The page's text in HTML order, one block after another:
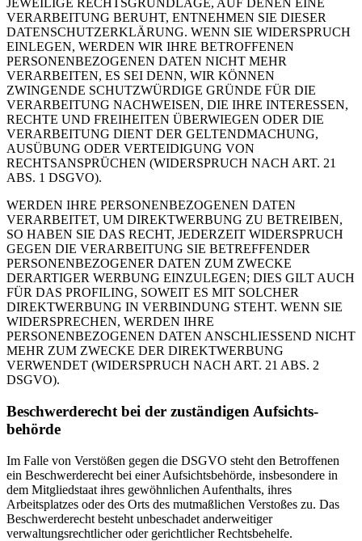
JEWEILIGE RECHTSGRUNDLAGE, AUF DENEN EINE
VERARBEITUNG BERUHT, ENTNEHMEN SIE DIESER
DATENSCHUTZERKLÄRUNG. WENN SIE WIDERSPRUCH
EINLEGEN, WERDEN WIR IHRE BETROFFENEN
PERSONENBEZOGENEN DATEN NICHT MEHR
VERARBEITEN, ES SEI DENN, WIR KÖNNEN
ZWINGENDE SCHUTZWÜRDIGE GRÜNDE FÜR DIE
VERARBEITUNG NACHWEISEN, DIE IHRE INTERESSEN,
RECHTE UND FREIHEITEN ÜBERWIEGEN ODER DIE
VERARBEITUNG DIENT DER GELTENDMACHUNG,
AUSÜBUNG ODER VERTEIDIGUNG VON
RECHTSANSPRÜCHEN (WIDERSPRUCH NACH ART. 21
ABS. 1 DSGVO).
WERDEN IHRE PERSONENBEZOGENEN DATEN
VERARBEITET, UM DIREKTWERBUNG ZU BETREIBEN,
SO HABEN SIE DAS RECHT, JEDERZEIT WIDERSPRUCH
GEGEN DIE VERARBEITUNG SIE BETREFFENDER
PERSONENBEZOGENER DATEN ZUM ZWECKE
DERARTIGER WERBUNG EINZULEGEN; DIES GILT AUCH
FÜR DAS PROFILING, SOWEIT ES MIT SOLCHER
DIREKTWERBUNG IN VERBINDUNG STEHT. WENN SIE
WIDERSPRECHEN, WERDEN IHRE
PERSONENBEZOGENEN DATEN ANSCHLIESSEND NICHT
MEHR ZUM ZWECKE DER DIREKTWERBUNG
VERWENDET (WIDERSPRUCH NACH ART. 21 ABS. 2
DSGVO).
Beschwerde­recht bei der zuständigen Aufsichts­
behörde
Im Falle von Verstößen gegen die DSGVO steht den Betroffenen
ein Beschwerderecht bei einer Aufsichtsbehörde, insbesondere in
dem Mitgliedstaat ihres gewöhnlichen Aufenthalts, ihres
Arbeitsplatzes oder des Orts des mutmaßlichen Verstoßes zu. Das
Beschwerderecht besteht unbeschadet anderweitiger
verwaltungsrechtlicher oder gerichtlicher Rechtsbehelfe.